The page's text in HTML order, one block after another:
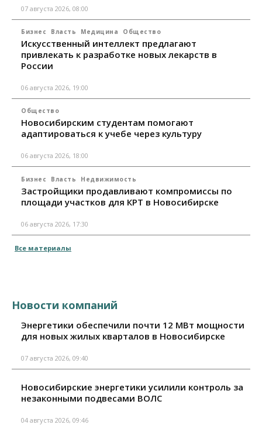
07 августа 2026, 08:00
Бизнес Власть Медицина Общество
Искусственный интеллект предлагают
привлекать к разработке новых лекарств в
России
06 августа 2026, 19:00
Общество
Новосибирским студентам помогают
адаптироваться к учебе через культуру
06 августа 2026, 18:00
Бизнес Власть Недвижимость
Застройщики продавливают компромиссы по
площади участков для КРТ в Новосибирске
06 августа 2026, 17:30
Все материалы
Новости компаний
Энергетики обеспечили почти 12 МВт мощности
для новых жилых кварталов в Новосибирске
07 августа 2026, 09:40
Новосибирские энергетики усилили контроль за
незаконными подвесами ВОЛС
04 августа 2026, 09:46